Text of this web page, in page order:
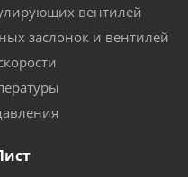
вентилей
заслонок и вентилей